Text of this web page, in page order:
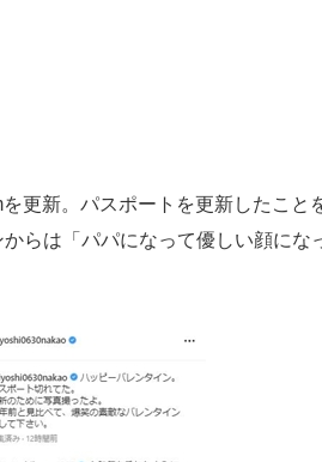
新。パスポートを更新したこと
らは「パパになって優しい顔にな